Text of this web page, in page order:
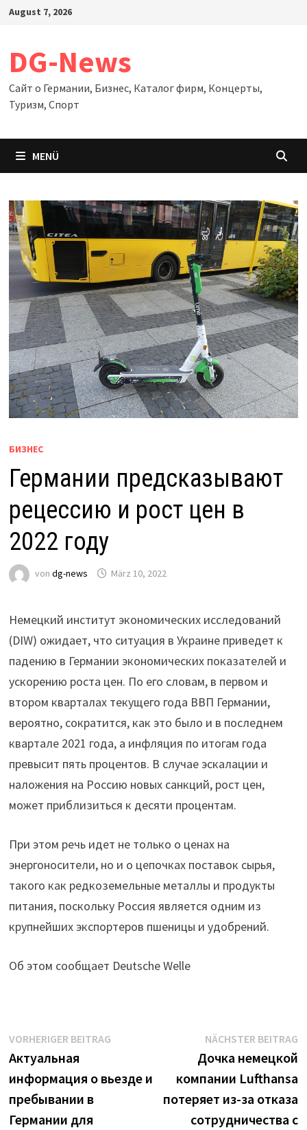
Zum
August 7, 2026
DG-News
Сайт о Германии, Бизнес, Каталог фирм, Концерты,
Туризм, Спорт
MENÜ
БИЗНЕС
Германии предсказывают
рецессию и рост цен в
2022 году
von dg-news März 10, 2022
Немецкий институт экономических исследований
(DIW) ожидает, что ситуация в Украине приведет к
падению в Германии экономических показателей и
ускорению роста цен. По его словам, в первом и
втором кварталах текущего года ВВП Германии,
вероятно, сократится, как это было и в последнем
квартале 2021 года, а инфляция по итогам года
превысит пять процентов. В случае эскалации и
наложения на Россию новых санкций, рост цен,
может приблизиться к десяти процентам.
При этом речь идет не только о ценах на
энергоносители, но и о цепочках поставок сырья,
такого как редкоземельные металлы и продукты
питания, поскольку Россия является одним из
крупнейших экспортеров пшеницы и удобрений.
Об этом сообщает Deutsche Welle
Beitrags-
Navigation
VORHERIGER BEITRAGVorheriger
Актуальная
информация о вьезде и
пребывании в
Германии для
NÄCHSTER BEITRAG
Дочка немецкой
компании Lufthansa
потеряет из-за отказа
сотрудничества с